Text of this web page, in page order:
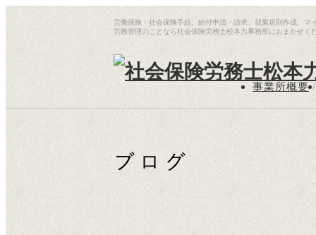
労働保険・社会保険手続、給付申請・請求、就業規則作成、マ
労務管理のことなら社会保険労務士松本力事務所におまかせく
事業所概要 /